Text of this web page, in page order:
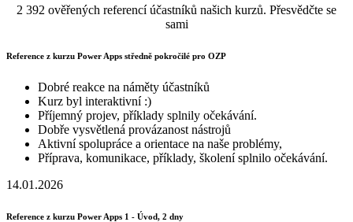
2 392 ověřených referencí účastníků našich kurzů. Přesvědčte se
sami
Reference z kurzu Power Apps středně pokročilé pro OZP
Dobré reakce na náměty účastníků
Kurz byl interaktivní :)
Příjemný projev, příklady splnily očekávání.
Dobře vysvětlená provázanost nástrojů
Aktivní spolupráce a orientace na naše problémy,
Příprava, komunikace, příklady, školení splnilo očekávání.
14.01.2026
Reference z kurzu Power Apps 1 - Úvod, 2 dny